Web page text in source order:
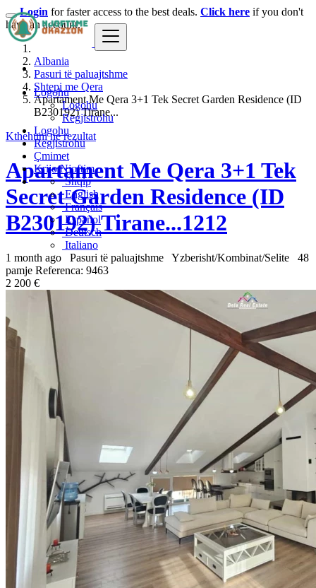
Logohu
Logohu
Regjistrohu
Logohu
Regjistrohu
Çmimet
Krijo Njoftim
Shqip
English
Français
Español
Deutsch
Italiano
Login for faster access to the best deals. Click here if you don't
have an account.
Albania
Pasuri të paluajtshme
Shtepi me Qera
Apartament Me Qera 3+1 Tek Secret Garden Residence (ID
B230192) Tirane...
Kthehuni ne rezultat
Apartament Me Qera 3+1 Tek
Secret Garden Residence (ID
B230192) Tirane...1212
1 month ago Pasuri të paluajtshme Yzberisht/Kombinat/Selite
48
pamje Referenca: 9463
2 200 €